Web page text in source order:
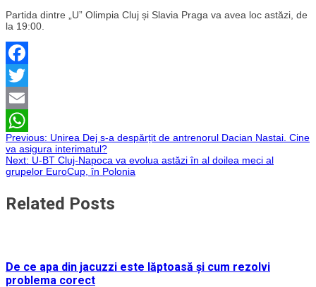
Partida dintre „U” Olimpia Cluj și Slavia Praga va avea loc astăzi, de
la 19:00.
Facebook
Twitter
Email
WhatsApp
Navigare
în
articole
Previous: Unirea Dej s-a despărțit de antrenorul Dacian Nastai. Cine
va asigura interimatul?
Next: U-BT Cluj-Napoca va evolua astăzi în al doilea meci al
grupelor EuroCup, în Polonia
Related Posts
De ce apa din jacuzzi este lăptoasă și cum rezolvi
problema corect